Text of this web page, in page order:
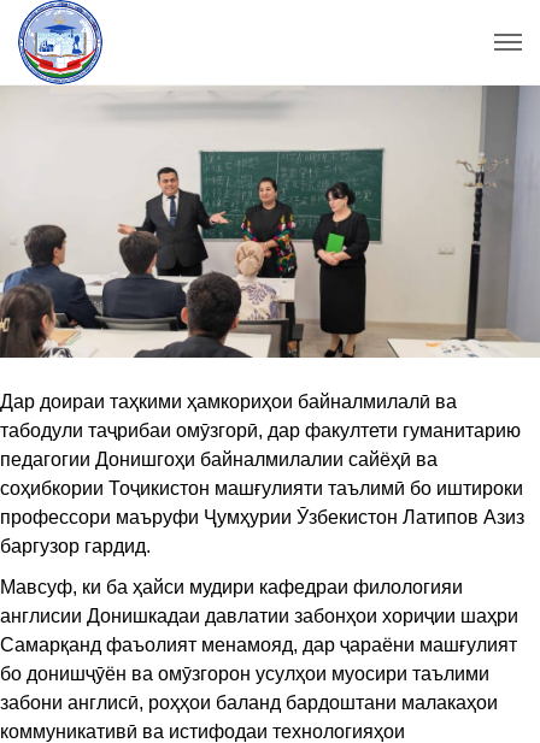
Дар доираи таҳкими ҳамкориҳои байналмилалӣ ва
табодули таҷрибаи омӯзгорӣ, дар факултети гуманитарию
педагогии Донишгоҳи байналмилалии сайёҳӣ ва
соҳибкории Тоҷикистон машғулияти таълимӣ бо иштироки
профессори маъруфи Ҷумҳурии Ӯзбекистон Латипов Азиз
баргузор гардид.
Мавсуф, ки ба ҳайси мудири кафедраи филологияи
англисии Донишкадаи давлатии забонҳои хориҷии шаҳри
Самарқанд фаъолият менамояд, дар ҷараёни машғулият
бо донишҷӯён ва омӯзгорон усулҳои муосири таълими
забони англисӣ, роҳҳои баланд бардоштани малакаҳои
коммуникативӣ ва истифодаи технологияҳои